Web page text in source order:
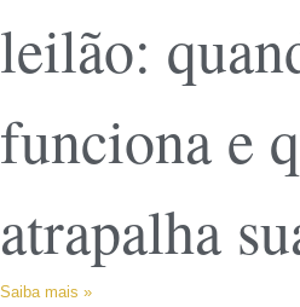
leilão:
funciona e
atrapalha
Saiba mais »